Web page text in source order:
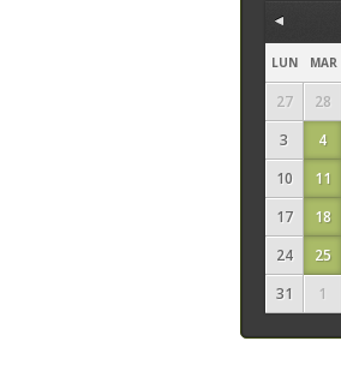
LUN MAR
27 28
3
4
10
11
17
18
24
25
31
1